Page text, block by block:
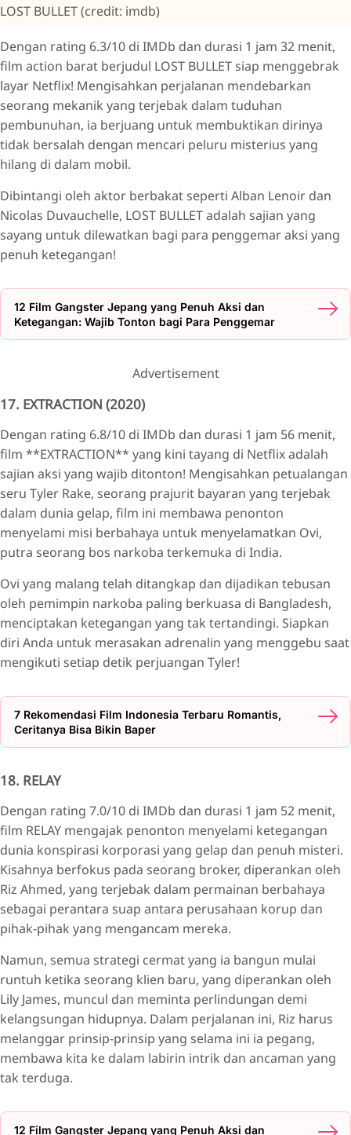
LOST BULLET (credit: imdb)
Dengan rating 6.3/10 di IMDb dan durasi 1 jam 32 menit,
film action barat berjudul LOST BULLET siap menggebrak
layar Netflix! Mengisahkan perjalanan mendebarkan
seorang mekanik yang terjebak dalam tuduhan
pembunuhan, ia berjuang untuk membuktikan dirinya
tidak bersalah dengan mencari peluru misterius yang
hilang di dalam mobil.
Dibintangi oleh aktor berbakat seperti Alban Lenoir dan
Nicolas Duvauchelle, LOST BULLET adalah sajian yang
sayang untuk dilewatkan bagi para penggemar aksi yang
penuh ketegangan!
12 Film Gangster Jepang yang Penuh Aksi dan
Ketegangan: Wajib Tonton bagi Para Penggemar
Advertisement
17. EXTRACTION (2020)
Dengan rating 6.8/10 di IMDb dan durasi 1 jam 56 menit,
film **EXTRACTION** yang kini tayang di Netflix adalah
sajian aksi yang wajib ditonton! Mengisahkan petualangan
seru Tyler Rake, seorang prajurit bayaran yang terjebak
dalam dunia gelap, film ini membawa penonton
menyelami misi berbahaya untuk menyelamatkan Ovi,
putra seorang bos narkoba terkemuka di India.
Ovi yang malang telah ditangkap dan dijadikan tebusan
oleh pemimpin narkoba paling berkuasa di Bangladesh,
menciptakan ketegangan yang tak tertandingi. Siapkan
diri Anda untuk merasakan adrenalin yang menggebu saat
mengikuti setiap detik perjuangan Tyler!
7 Rekomendasi Film Indonesia Terbaru Romantis,
Ceritanya Bisa Bikin Baper
18. RELAY
Dengan rating 7.0/10 di IMDb dan durasi 1 jam 52 menit,
film RELAY mengajak penonton menyelami ketegangan
dunia konspirasi korporasi yang gelap dan penuh misteri.
Kisahnya berfokus pada seorang broker, diperankan oleh
Riz Ahmed, yang terjebak dalam permainan berbahaya
sebagai perantara suap antara perusahaan korup dan
pihak-pihak yang mengancam mereka.
Namun, semua strategi cermat yang ia bangun mulai
runtuh ketika seorang klien baru, yang diperankan oleh
Lily James, muncul dan meminta perlindungan demi
kelangsungan hidupnya. Dalam perjalanan ini, Riz harus
melanggar prinsip-prinsip yang selama ini ia pegang,
membawa kita ke dalam labirin intrik dan ancaman yang
tak terduga.
12 Film Gangster Jepang yang Penuh Aksi dan